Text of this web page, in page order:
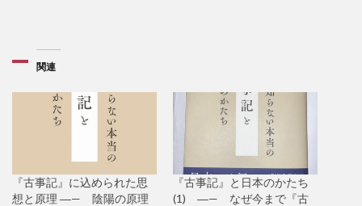
関連
『古事記』に込められた思
想と原理 ―— 陰陽の原理
『古事記』と日本のかたち
(1) ―— なぜ今まで『古